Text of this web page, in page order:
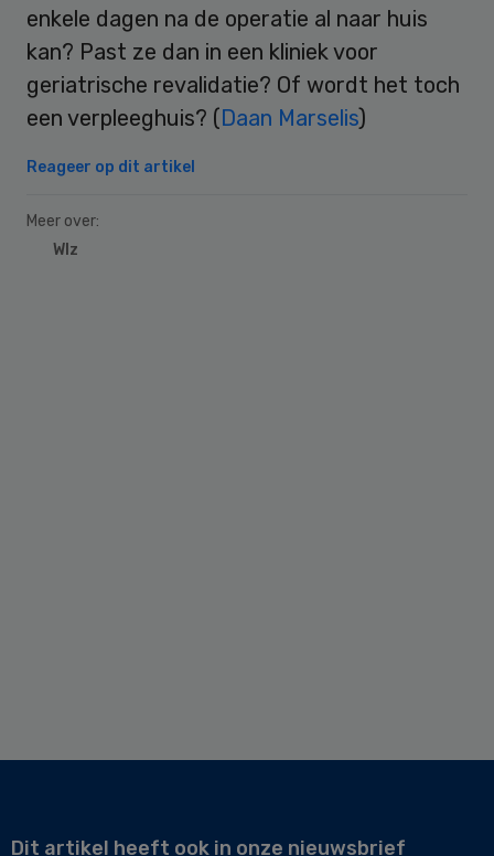
enkele dagen na de operatie al naar huis
kan? Past ze dan in een kliniek voor
geriatrische revalidatie? Of wordt het toch
een verpleeghuis? (Daan Marselis)
Reageer op dit artikel
Meer over:
Wlz
Dit artikel heeft ook in onze nieuwsbrief